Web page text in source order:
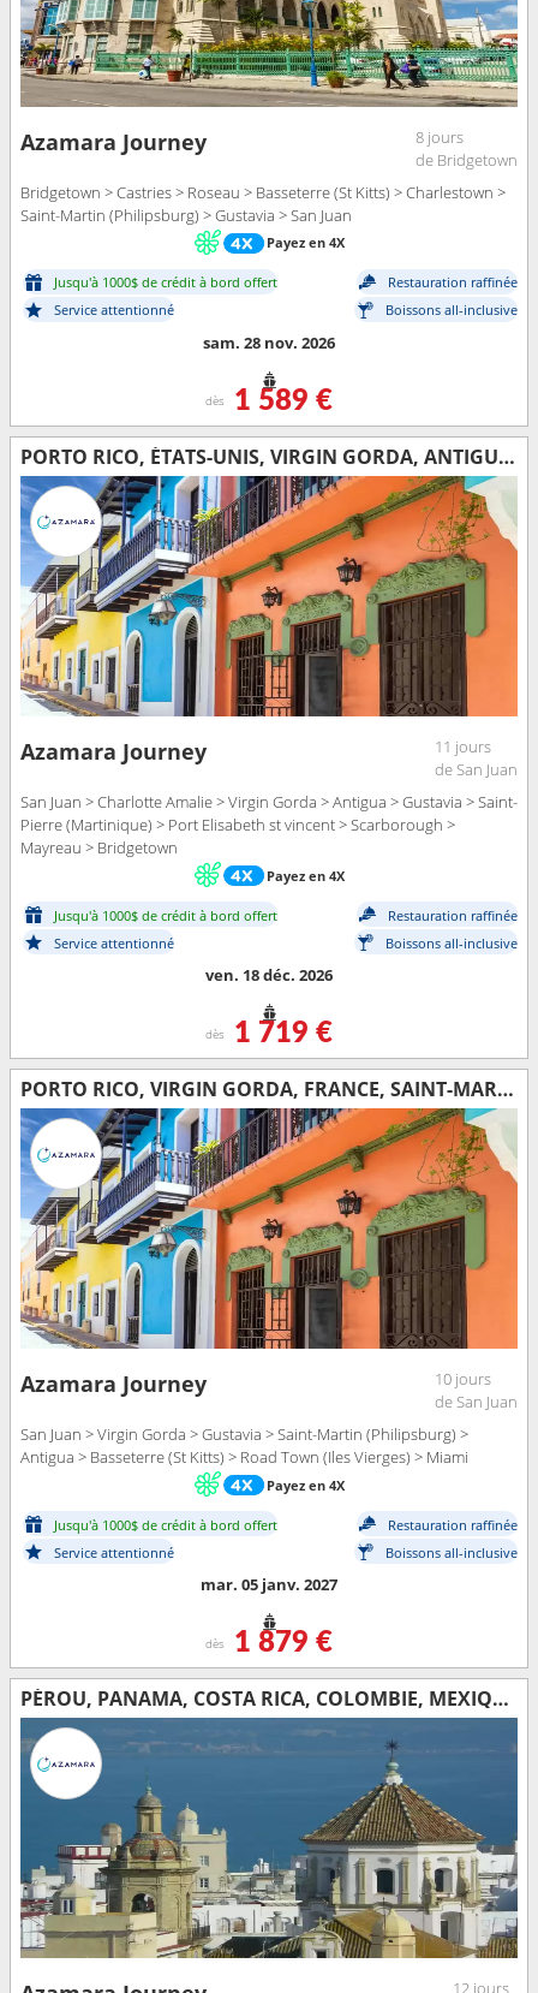
Azamara Journey
8 jours
de Bridgetown
Bridgetown > Castries > Roseau > Basseterre (St Kitts) > Charlestown >
Saint-Martin (Philipsburg) > Gustavia > San Juan
Payez en 4X
Jusqu'à 1000$ de crédit à bord offert
Restauration raffinée
Service attentionné
Boissons all-inclusive
sam. 28 nov. 2026
dès 1 589 €
PORTO RICO, ÉTATS-UNIS, VIRGIN GORDA, ANTIGUA-ET-BARBUDA, FRANCE, MARTINIQUE, SAINT VINCENT-ET-LES-GRENADINES, TRINITÉ-ET-TOBAGO, BARBADE
Azamara Journey
11 jours
de San Juan
San Juan > Charlotte Amalie > Virgin Gorda > Antigua > Gustavia > Saint-
Pierre (Martinique) > Port Elisabeth st vincent > Scarborough >
Mayreau > Bridgetown
Payez en 4X
Jusqu'à 1000$ de crédit à bord offert
Restauration raffinée
Service attentionné
Boissons all-inclusive
ven. 18 déc. 2026
dès 1 719 €
PORTO RICO, VIRGIN GORDA, FRANCE, SAINT-MARTIN, ANTIGUA-ET-BARBUDA, TORTOLA, ÉTATS-UNIS
Azamara Journey
10 jours
de San Juan
San Juan > Virgin Gorda > Gustavia > Saint-Martin (Philipsburg) >
Antigua > Basseterre (St Kitts) > Road Town (Iles Vierges) > Miami
Payez en 4X
Jusqu'à 1000$ de crédit à bord offert
Restauration raffinée
Service attentionné
Boissons all-inclusive
mar. 05 janv. 2027
dès 1 879 €
PÉROU, PANAMA, COSTA RICA, COLOMBIE, MEXIQUE, ÉTATS-UNIS